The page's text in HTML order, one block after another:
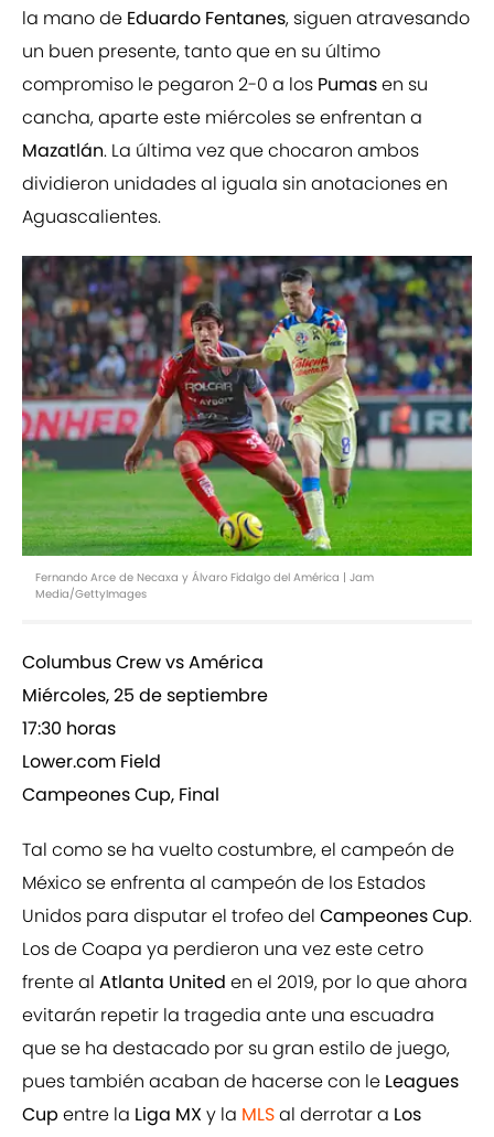
la mano de Eduardo Fentanes, siguen atravesando
un buen presente, tanto que en su último
compromiso le pegaron 2-0 a los Pumasen su
cancha, aparte este miércoles se enfrentan a
Mazatlán. La última vez que chocaron ambos
dividieron unidades al iguala sin anotaciones en
Aguascalientes.
Fernando Arce de Necaxa y Álvaro Fidalgo del América | Jam
Media/GettyImages
Columbus Crew vs América
Miércoles, 25 de septiembre
17:30 horas
Lower.com Field
Campeones Cup, Final
Tal como se ha vuelto costumbre, el campeón de
México se enfrenta al campeón de los Estados
Unidos para disputar el trofeo del Campeones Cup.
Los de Coapa ya perdieron una vez este cetro
frente al Atlanta United en el 2019, por lo que ahora
evitarán repetir la tragedia ante una escuadra
que se ha destacado por su gran estilo de juego,
pues también acaban de hacerse con le Leagues
Cup entre la Liga MX y la MLSal derrotar a Los